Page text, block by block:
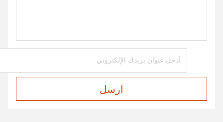
ارسل